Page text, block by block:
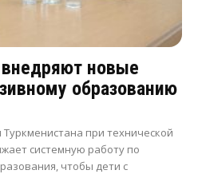
новые
образованию
при технической
системную работу по
чтобы дети с